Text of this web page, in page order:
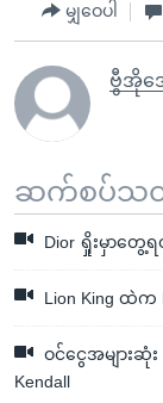
မျှဝေပါ
ဗွီအိုအေ
ဆက်စပ်သတင်
Dior ရှိုးမှာတွ
Lion King ထဲ
ဝင်ငွေအများဆုံ
Kendall